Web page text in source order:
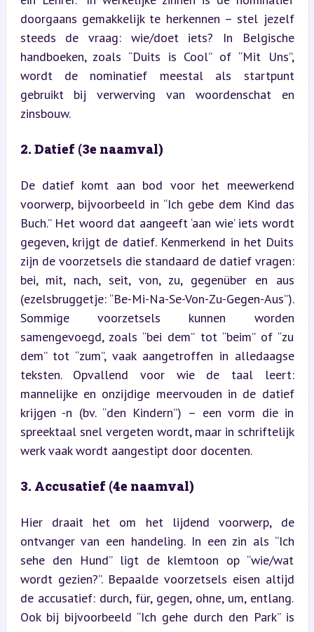
doorgaans gemakkelijk te herkennen – stel jezelf
steeds de vraag: wie/doet iets? In Belgische
handboeken, zoals “Duits is Cool” of “Mit Uns”,
wordt de nominatief meestal als startpunt
gebruikt bij verwerving van woordenschat en
zinsbouw.
2. Datief (3e naamval)
De datief komt aan bod voor het meewerkend
voorwerp, bijvoorbeeld in “Ich gebe dem Kind das
Buch.” Het woord dat aangeeft ‘aan wie’ iets wordt
gegeven, krijgt de datief. Kenmerkend in het Duits
zijn de voorzetsels die standaard de datief vragen:
bei, mit, nach, seit, von, zu, gegenüber en aus
(ezelsbruggetje: “Be-Mi-Na-Se-Von-Zu-Gegen-Aus”).
Sommige voorzetsels kunnen worden
samengevoegd, zoals “bei dem” tot “beim” of “zu
dem” tot “zum”, vaak aangetroffen in alledaagse
teksten. Opvallend voor wie de taal leert:
mannelijke en onzijdige meervouden in de datief
krijgen -n (bv. “den Kindern”) – een vorm die in
spreektaal snel vergeten wordt, maar in schriftelijk
werk vaak wordt aangestipt door docenten.
3. Accusatief (4e naamval)
Hier draait het om het lijdend voorwerp, de
ontvanger van een handeling. In een zin als “Ich
sehe den Hund” ligt de klemtoon op “wie/wat
wordt gezien?”. Bepaalde voorzetsels eisen altijd
de accusatief: durch, für, gegen, ohne, um, entlang.
Ook bij bijvoorbeeld “Ich gehe durch den Park” is